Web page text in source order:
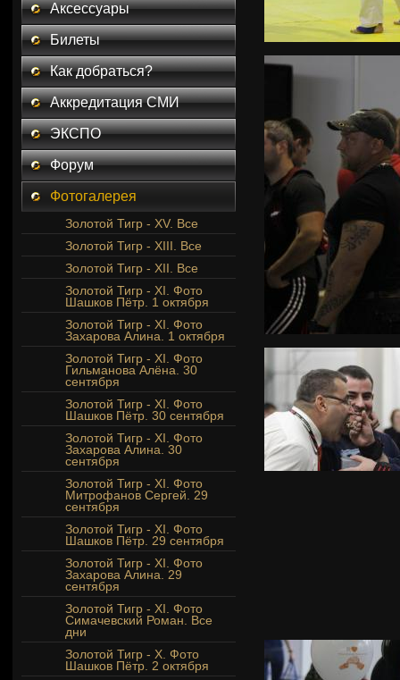
Аксессуары
Билеты
Как добраться?
Аккредитация СМИ
ЭКСПО
Форум
Фотогалерея
Золотой Тигр - XV. Все
Золотой Тигр - XIII. Все
Золотой Тигр - XII. Все
Золотой Тигр - XI. Фото
Шашков Пётр. 1 октября
Золотой Тигр - XI. Фото
Захарова Алина. 1 октября
Золотой Тигр - XI. Фото
Гильманова Алёна. 30
сентября
Золотой Тигр - XI. Фото
Шашков Пётр. 30 сентября
Золотой Тигр - XI. Фото
Захарова Алина. 30
сентября
Золотой Тигр - XI. Фото
Митрофанов Сергей. 29
сентября
Золотой Тигр - XI. Фото
Шашков Пётр. 29 сентября
Золотой Тигр - XI. Фото
Захарова Алина. 29
сентября
Золотой Тигр - XI. Фото
Симачевский Роман. Все
дни
Золотой Тигр - Х. Фото
Шашков Пётр. 2 октября